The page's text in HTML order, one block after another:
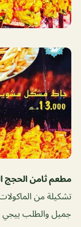
مطعم ثامن الحجج
تشكيلة من الماكولات
جميل والطلب ييجي